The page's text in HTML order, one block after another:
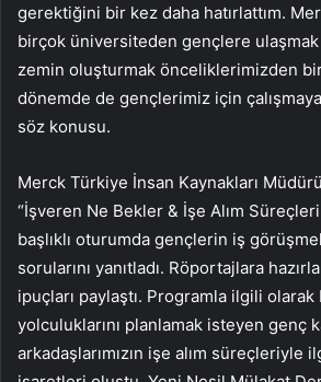
gerektiğini bir kez daha hatırlattım.
birçok üniversiteden gençlere
zemin oluşturmak önceliklerimizden
dönemde de gençlerimiz için
söz konusu.
Merck Türkiye İnsan Kaynakları
“İşveren Ne Bekler & İşe Alım
başlıklı oturumda gençlerin iş
sorularını yanıtladı. Röportajlara
ipuçları paylaştı. Programla ilgili
yolculuklarını planlamak isteyen genç
arkadaşlarımızın işe alım süreçleriyle